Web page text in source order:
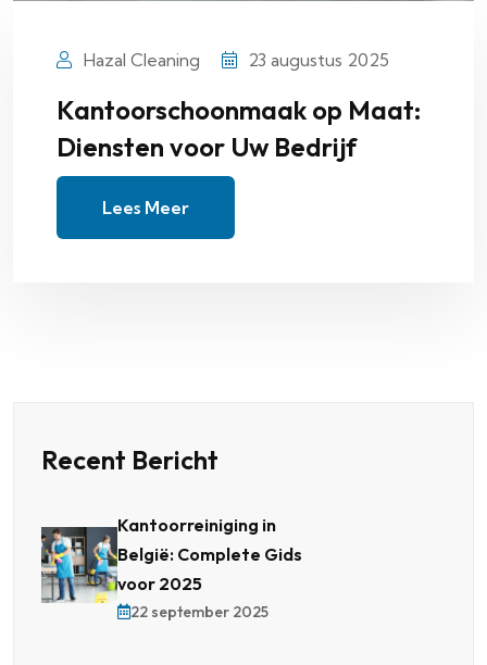
Hazal Cleaning 23 augustus 2025
Kantoorschoonmaak op Maat:
Diensten voor Uw Bedrijf
Lees Meer
Recent Bericht
Kantoorreiniging in
België: Complete Gids
voor 2025
22 september 2025